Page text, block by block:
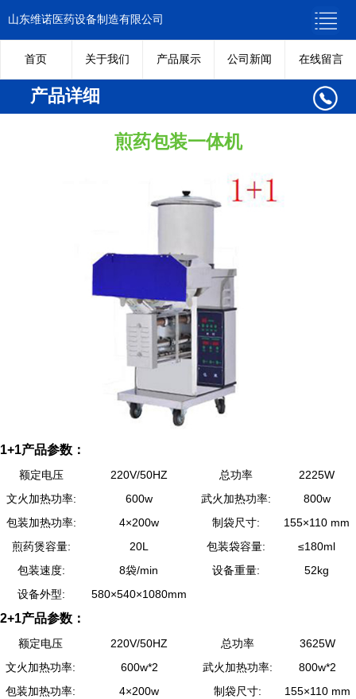
山东维诺医药设备制造有限公司
首页 关于我们 产品展示 公司新闻 在线留言
产品详细
煎药包装一体机
1+1产品参数：
额定电压 220V/50HZ 总功率
2225W
文火加热功率:
600w 武火加热功率:
800w
包装加热功率:
4×200w 制袋尺寸:
155×110 mm
煎药煲容量:
20L 包装袋容量:
≤180ml
包装速度:
8袋/min 设备重量:
52kg
设备外型:
580×540×1080mm
2+1产品参数：
额定电压 220V/50HZ 总功率
3625W
文火加热功率:
600w*2 武火加热功率:
800w*2
包装加热功率:
4×200w 制袋尺寸:
155×110 mm